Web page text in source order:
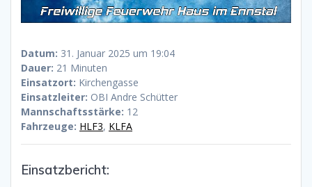
Datum: 31. Januar 2025 um 19:04
Dauer: 21 Minuten
Einsatzort: Kirchengasse
Einsatzleiter: OBI Andre Schütter
Mannschaftsstärke: 12
Fahrzeuge: HLF3, KLFA
Einsatzbericht: